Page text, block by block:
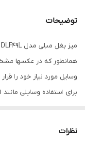
توضیحات
همانطور که در عکسها
وسایل مورد نیاز خود را
برای استفاده وسایلی
دی اف می توانید دیگر
نظرات